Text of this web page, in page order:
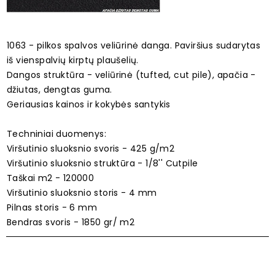
1063 - pilkos spalvos veliūrinė danga. Paviršius sudarytas
iš vienspalvių kirptų plaušelių.
Dangos struktūra - veliūrinė (tufted, cut pile), apačia -
džiutas, dengtas guma.
Geriausias kainos ir kokybės santykis
Techniniai duomenys:
Viršutinio sluoksnio svoris - 425 g/m2
Viršutinio sluoksnio struktūra - 1/8'' Cutpile
Taškai m2 - 120000
Viršutinio sluoksnio storis - 4 mm
Pilnas storis - 6 mm
Bendras svoris - 1850 gr/ m2